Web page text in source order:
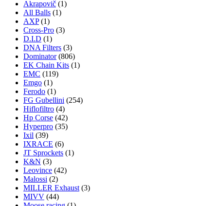
Akrapovič (1)
All Balls (1)
AXP (1)
Cross-Pro (3)
D.I.D (1)
DNA Filters (3)
Dominator (806)
EK Chain Kits (1)
EMC (119)
Emgo (1)
Ferodo (1)
FG Gubellini (254)
Hiflofiltro (4)
Hp Corse (42)
Hyperpro (35)
Ixil (39)
IXRACE (6)
JT Sprockets (1)
K&N (3)
Leovince (42)
Malossi (2)
MILLER Exhaust (3)
MIVV (44)